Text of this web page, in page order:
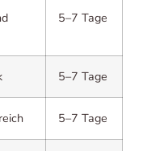
5–7 Tage
5–7 Tage
5–7 Tage